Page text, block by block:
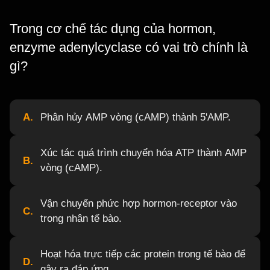
Trong cơ chế tác dụng của hormon,
enzyme adenylcyclase có vai trò chính là
gì?
A. Phân hủy AMP vòng (cAMP) thành 5'AMP.
B.
Xúc tác quá trình chuyển hóa ATP thành AMP
vòng (cAMP).
C.
Vận chuyển phức hợp hormon-receptor vào
trong nhân tế bào.
D.
Hoạt hóa trực tiếp các protein trong tế bào để